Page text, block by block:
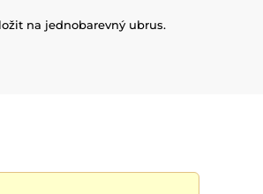
na jednobarevný ubrus.